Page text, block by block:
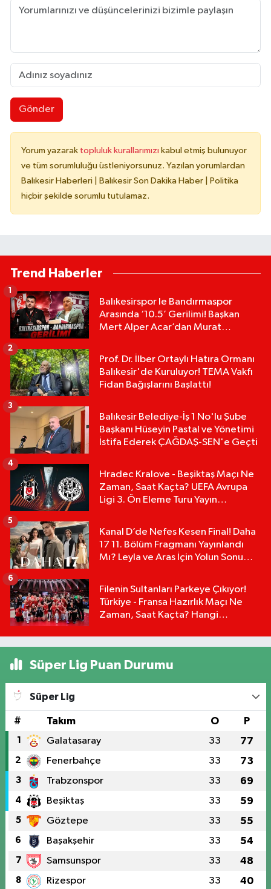
Gönder
Yorum yazarak topluluk kurallarımızı kabul etmiş bulunuyor
ve tüm sorumluluğu üstleniyorsunuz. Yazılan yorumlardan
Balıkesir Haberleri | Balıkesir Son Dakika Haber | Politika
hiçbir şekilde sorumlu tutulamaz.
Trend Haberler
Balıkesirspor le Bandırmaspor
Arasında ‘10.5’ Gerilimi! Başkan
Mert Alper Acar’dan Murat
1
Prof. Dr. İlber Ortaylı Hatıra Ormanı
Balıkesir'de Kuruluyor! TEMA Vakfı
Fidan Bağışlarını Başlattı!
2
Balıkesir Belediye-İş 1 No'lu Şube
Başkanı Hüseyin Pastal ve Yönetimi
İstifa Ederek ÇAĞDAŞ-SEN'e Geçti
3
Hradec Kralove - Beşiktaş Maçı Ne
Zaman, Saat Kaçta? UEFA Avrupa
Ligi 3. Ön Eleme Turu Yayın
4
Kanal D’de Nefes Kesen Final! Daha
17 11. Bölüm Fragmanı Yayınlandı
Mı? Leyla ve Aras İçin Yolun Sonu
5
Filenin Sultanları Parkeye Çıkıyor!
Türkiye - Fransa Hazırlık Maçı Ne
Zaman, Saat Kaçta? Hangi
6
Süper Lig Puan Durumu
Süper Lig
# Takım O P
1 Galatasaray 33 77
2 Fenerbahçe 33 73
3 Trabzonspor 33 69
4 Beşiktaş 33 59
5 Göztepe 33 55
6 Başakşehir 33 54
7 Samsunspor 33 48
8 Rizespor 33 40